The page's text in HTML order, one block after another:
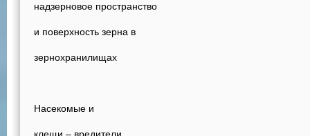
надзерновое пространство
и поверхность зерна в
зернохранилищах
Насекомые и